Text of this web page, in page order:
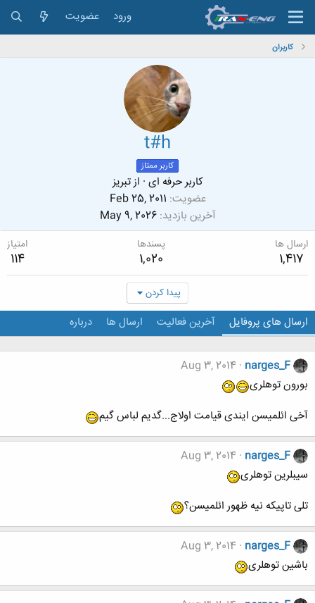
ورود عضویت
کاربران
t#h
کاربر ممتاز
کاربر حرفه ای · ازتبریز
عضویت Feb 25, 2011
آخرین بازدید May 9, 2026
ارسال ها
1,417
پسندها
1,020
امتیاز
114
پیدا کردن
ارسال های پروفایل آخرین فعالیت ارسال ها درباره
narges_F
Aug 3, 2014
بورون توهلری
آخی ائلمیسن ایندی قیامت اولاج...گدیم لباس گیم
narges_F
Aug 3, 2014
سیبلرین توهلری
تلی تاپیکه نیه ظهور ائلمیسن؟
narges_F
Aug 3, 2014
باشین توهلری